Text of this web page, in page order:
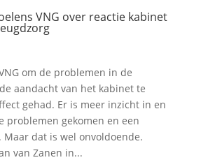
VNG over reactie kabinet
om de problemen in de
aandacht van het kabinet te
gehad. Er is meer inzicht in en
problemen gekomen en een
Maar dat is wel onvoldoende.
van Zanen in...